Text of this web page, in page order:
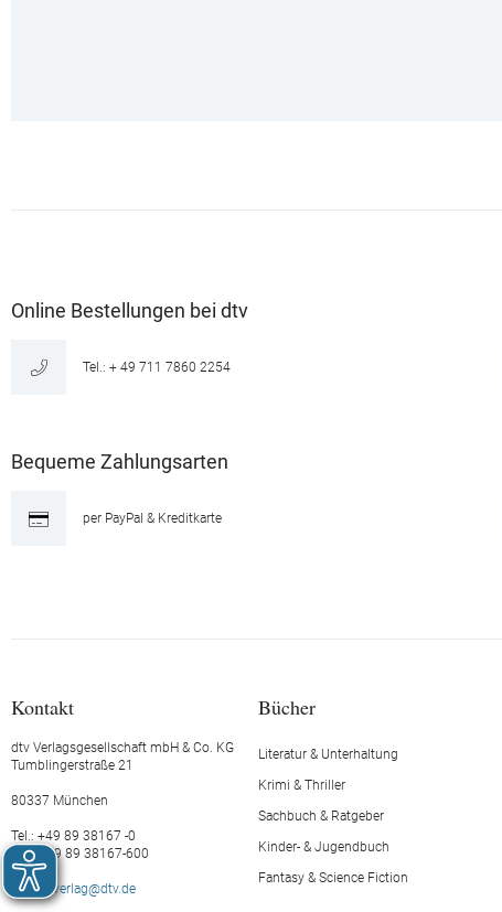
Online Bestellungen bei dtv
Tel.: + 49 711 7860 2254
Bequeme Zahlungsarten
per PayPal & Kreditkarte
Kontakt
dtv Verlagsgesellschaft mbH & Co. KG
Tumblingerstraße 21
80337 München
Tel.: +49 89 38167 -0
Fax: +49 89 38167-600
E-Mail:verlag@dtv.de
Bücher
Literatur & Unterhaltung
Krimi & Thriller
Sachbuch & Ratgeber
Kinder- & Jugendbuch
Fantasy & Science Fiction